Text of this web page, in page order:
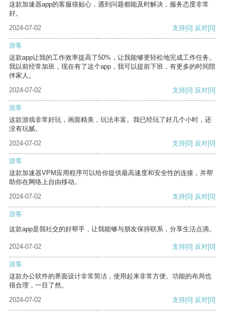
这款加速器app的客服很贴心，遇到问题都能及时解决，服务态度非常
好。
2024-07-02
支持[0] 反对[0]
游客
这款app让我的工作效率提高了50%，让我能够更轻松地完成工作任务。
我以前经常加班，现在有了这个app，我可以提前下班，有更多的时间陪
伴家人。
2024-07-02
支持[0] 反对[0]
游客
这款游戏非常好玩，画面精美，玩法丰富。我已经玩了好几个小时，还
没有玩腻。
2024-07-02
支持[0] 反对[0]
游客
这款加速器VPM应用程序可以给你提供最高速度和安全性的连接，并帮
助你在网络上自由移动。
2024-07-02
支持[0] 反对[0]
游客
这款app是我社交的好帮手，让我能够与朋友保持联系，分享生活点滴。
2024-07-02 支持[0] 反对[0]
游客
这款办公软件的界面设计非常简洁，使用起来非常方便。功能的布局也
很合理，一目了然。
2024-07-02
支持[0] 反对[0]